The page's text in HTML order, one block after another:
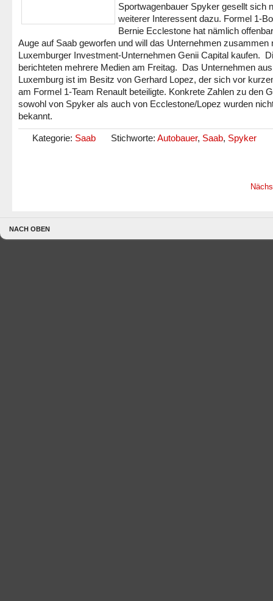
Sportwagenbauer Spyker gesellt sich
weiterer Interessent dazu. Formel 1-
Bernie Ecclestone hat nämlich
Auge auf Saab geworfen und will das Unternehmen zusammen
Luxemburger Investment-Unternehmen Genii Capital kaufen.
berichteten mehrere Medien am Freitag. Das Unternehmen aus
Luxemburg ist im Besitz von Gerhard Lopez, der sich vor
am Formel 1-Team Renault beteiligte. Konkrete Zahlen zu den
sowohl von Spyker als auch von Ecclestone/Lopez wurden
bekannt.
Kategorie: Saab Stichworte: Autobauer, Saab, Spyker
NACH OBEN